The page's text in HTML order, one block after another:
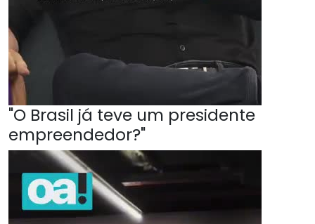
"O Brasil já teve um presidente
empreendedor?"